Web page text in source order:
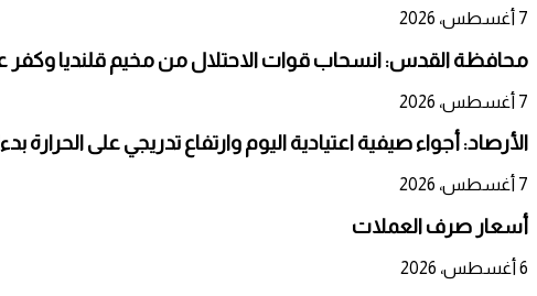
7 أغسطس، 2026
محافظة القدس: انسحاب قوات الاحتلال من مخيم قلنديا
7 أغسطس، 2026
الأرصاد: أجواء صيفية اعتيادية اليوم وارتفاع تدريجي على الحرارة
7 أغسطس، 2026
أسعار صرف العملات
6 أغسطس، 2026